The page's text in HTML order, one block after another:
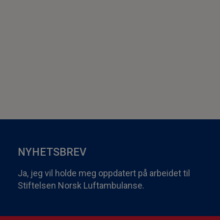
NYHETSBREV
Ja, jeg vil holde meg oppdatert på arbeidet til
Stiftelsen Norsk Luftambulanse.